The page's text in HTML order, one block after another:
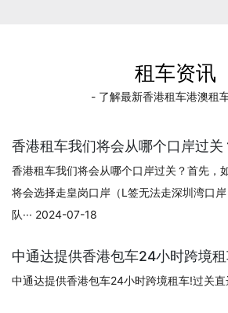
租车资讯
- 了解最新香港租车港澳租
香港租车我们将会从哪个口岸过关
香港租车我们将会从哪个口岸过关？首先，
将会选择走皇岗口岸（L签无法走深圳湾口
队··· 2024-07-18
中通达提供香港包车24小时跨境租
中通达提供香港包车24小时跨境租车!过关